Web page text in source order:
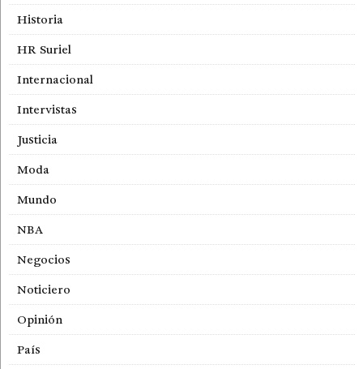
Historia
HR Suriel
Internacional
Intervistas
Justicia
Moda
Mundo
NBA
Negocios
Noticiero
Opinión
País